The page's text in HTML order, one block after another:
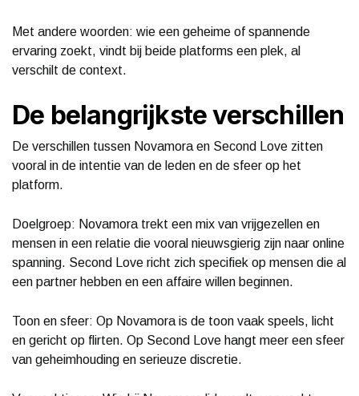
Met andere woorden: wie een geheime of spannende
ervaring zoekt, vindt bij beide platforms een plek, al
verschilt de context.
De belangrijkste verschillen
De verschillen tussen Novamora en Second Love zitten
vooral in de intentie van de leden en de sfeer op het
platform.
Doelgroep: Novamora trekt een mix van vrijgezellen en
mensen in een relatie die vooral nieuwsgierig zijn naar online
spanning. Second Love richt zich specifiek op mensen die al
een partner hebben en een affaire willen beginnen.
Toon en sfeer: Op Novamora is de toon vaak speels, licht
en gericht op flirten. Op Second Love hangt meer een sfeer
van geheimhouding en serieuze discretie.